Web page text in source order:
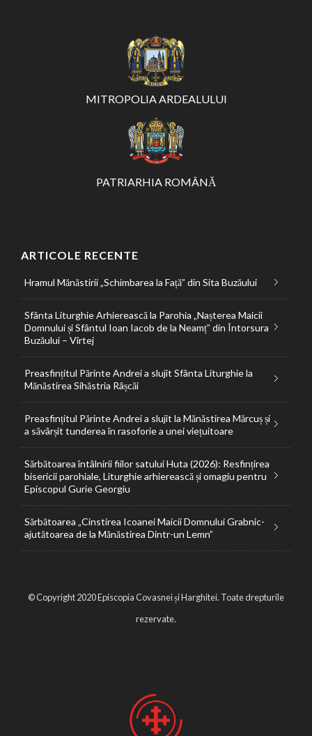
MITROPOLIA ARDEALULUI
PATRIARHIA ROMÂNĂ
ARTICOLE RECENTE
Hramul Mănăstirii „Schimbarea la Față” din Sita Buzăului
Sfânta Liturghie Arhierească la Parohia „Nașterea Maicii
Domnului și Sfântul Ioan Iacob de la Neamț” din Întorsura
Buzăului – Vîrtej
Preasfințitul Părinte Andrei a slujit Sfânta Liturghie la
Mănăstirea Sihăstria Râșcăi
Preasfințitul Părinte Andrei a slujit la Mănăstirea Mărcuș și
a săvârșit tunderea în rasoforie a unei viețuitoare
Sărbătoarea întâlnirii fiilor satului Huta (2026): Resfințirea
bisericii parohiale, Liturghie arhierească și omagiu pentru
Episcopul Gurie Georgiu
Sărbătoarea „Cinstirea Icoanei Maicii Domnului Grabnic-
ajutătoarea de la Mănăstirea Dintr-un Lemn”
© Copyright 2020 Episcopia Covasnei și Harghitei. Toate drepturile
rezervate.